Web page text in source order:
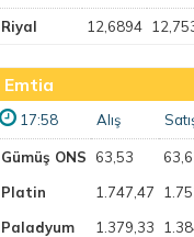
Riyal 12,6894
Emtia
17:58 Alış
Gümüş ONS 63,53
Platin
1.747,47
Paladyum
1.379,33